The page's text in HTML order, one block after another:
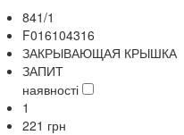
841/1
F016104316
ЗАКРЫВАЮЩАЯ КРЫШКА
ЗАПИТ
наявності
1
221 грн